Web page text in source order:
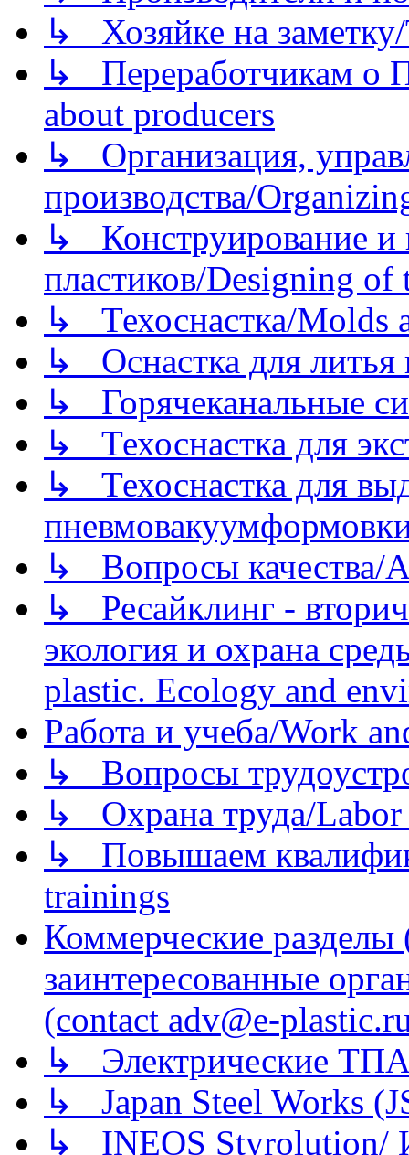
↳ Хозяйке на
↳ Переработчикам о
about producers
↳ Организация,
производства/
↳ Конструирование и
пластиков/Designing of
↳ Техоснастка/Molds
↳ Оснастка для литья
↳ Горячеканальные
↳ Техоснастка для
↳ Техоснастка для
↳ Вопросы качества/
↳ Ресайклинг -
экология и охрана
plastic. Ecology and
Работа и учеба/Work
↳ Вопросы
↳ Охрана труда/Labor
↳ Повышаем
trainings
Коммерческие
заинтересованные
(contact adv@e-
↳ Электрические
↳ Japan Steel Works
↳ INEOS